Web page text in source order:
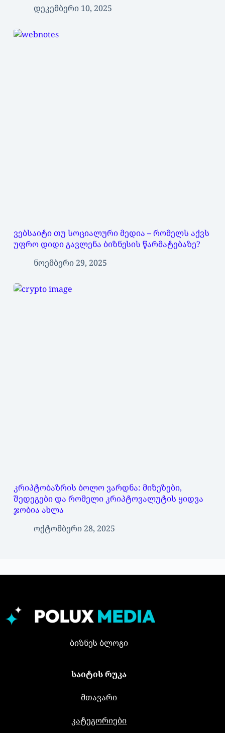
დეკემბერი 10, 2025
ვებსაიტი თუ სოციალური მედია – რომელს აქვს
უფრო დიდი გავლენა ბიზნესის წარმატებაზე?
ნოემბერი 29, 2025
კრიპტობაზრის ბოლო ვარდნა: მიზეზები,
შედეგები და რომელი კრიპტოვალუტის ყიდვა
ჯობია ახლა
ოქტომბერი 28, 2025
ბიზნეს ბლოგი
საიტის რუკა
მთავარი
კატეგორიები